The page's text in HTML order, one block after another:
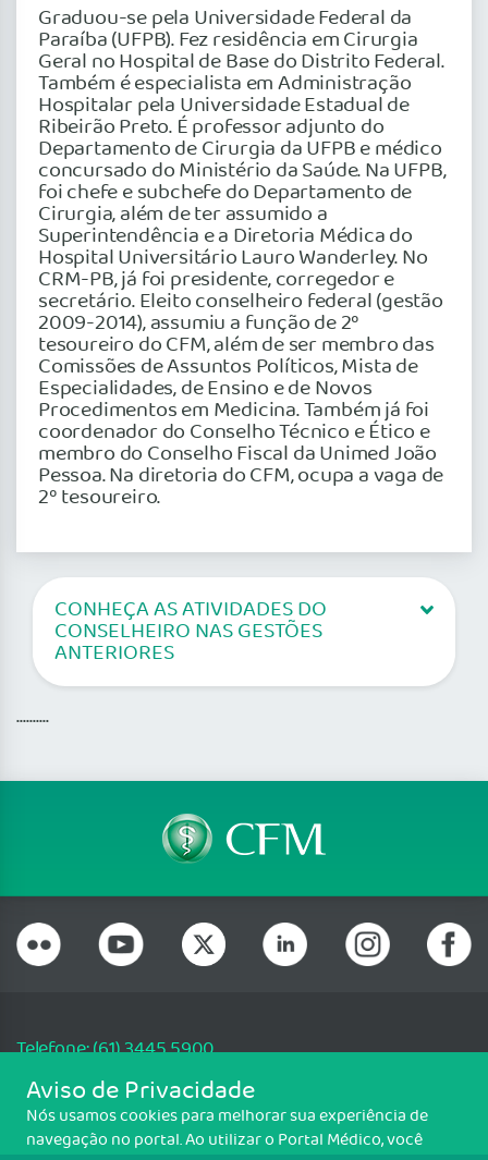
Graduou-se pela Universidade Federal da
Paraíba (UFPB). Fez residência em Cirurgia
Geral no Hospital de Base do Distrito Federal.
Também é especialista em Administração
Hospitalar pela Universidade Estadual de
Ribeirão Preto. É professor adjunto do
Departamento de Cirurgia da UFPB e médico
concursado do Ministério da Saúde. Na UFPB,
foi chefe e subchefe do Departamento de
Cirurgia, além de ter assumido a
Superintendência e a Diretoria Médica do
Hospital Universitário Lauro Wanderley. No
CRM-PB, já foi presidente, corregedor e
secretário. Eleito conselheiro federal (gestão
2009-2014), assumiu a função de 2º
tesoureiro do CFM, além de ser membro das
Comissões de Assuntos Políticos, Mista de
Especialidades, de Ensino e de Novos
Procedimentos em Medicina. Também já foi
coordenador do Conselho Técnico e Ético e
membro do Conselho Fiscal da Unimed João
Pessoa. Na diretoria do CFM, ocupa a vaga de
2º tesoureiro.
CONHEÇA AS ATIVIDADES DO
CONSELHEIRO NAS GESTÕES
ANTERIORES
..........
Telefone: (61) 3445 5900
Email: cfm@portalmedico.org.br
SGAS 616, Conjunto D, Lote 115, L2 Sul, Brasília/DF - CEP: 70200-760 -
CNPJ: 33.583.550/0001-30
Aviso de Privacidade
Nós usamos cookies para melhorar sua experiência de
navegação no portal. Ao utilizar o Portal Médico, você